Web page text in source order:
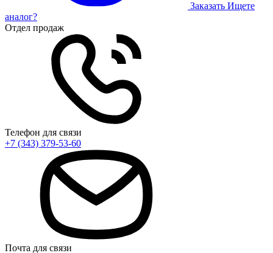
Заказать Ищете
аналог?
Отдел продаж
Телефон для связи
+7 (343) 379-53-60
Почта для связи